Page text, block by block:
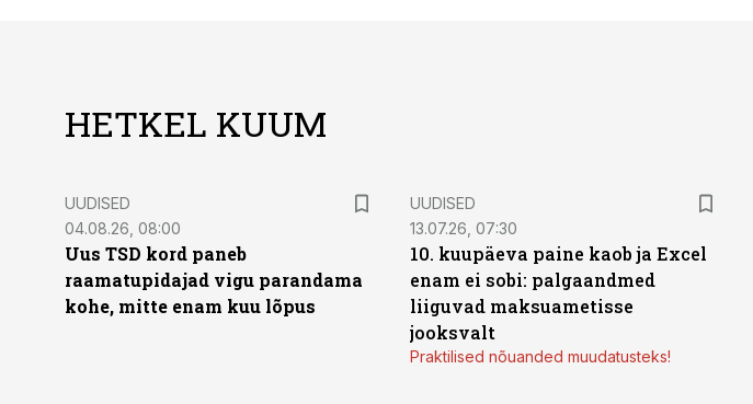
HETKEL KUUM
UUDISED
04.08.26, 08:00
Uus TSD kord paneb
raamatupidajad vigu parandama
kohe, mitte enam kuu lõpus
UUDISED
13.07.26, 07:30
10. kuupäeva paine kaob ja Excel
enam ei sobi: palgaandmed
liiguvad maksuametisse
jooksvalt
Praktilised nõuanded muudatusteks!